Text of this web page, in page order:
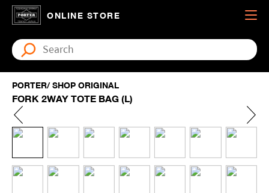
ONLINE STORE
PORTER/ SHOP ORIGINAL
FORK 2WAY TOTE BAG (L)